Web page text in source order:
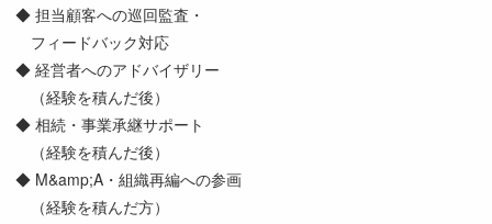
◆ 担当顧客への巡回監査・
フィードバック対応
◆ 経営者へのアドバイザリー
（経験を積んだ後）
◆ 相続・事業承継サポート
（経験を積んだ後）
◆ M&amp;A・組織再編への参画
（経験を積んだ方）